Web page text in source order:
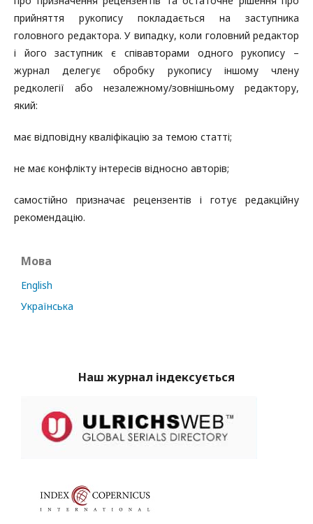
прийняття рукопису покладається на заступника
головного редактора. У випадку, коли головний редактор
і його заступник є співавторами одного рукопису –
журнал делегує обробку рукопису іншому члену
редколегії або незалежному/зовнішньому редактору,
який:
має відповідну кваліфікацію за темою статті;
не має конфлікту інтересів відносно авторів;
самостійно призначає рецензентів і готує редакційну
рекомендацію.
Мова
English
Українська
Наш журнал індексується